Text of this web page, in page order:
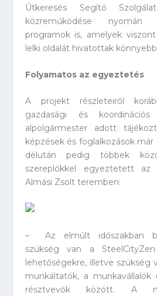
Útkeresés Segítő
közreműködése
programok is, amelyek
lelki oldalát hivatottak
Folyamatos az egyeztetés
A projekt részleteiről
gazdasági és
alpolgármester adott
képzések és foglalkozások
délután pedig többek
szereplőkkel egyeztetett az
Almási Zsolt teremben:
–
Az elmúlt időszakban
szükség van a
lehetőségekre, illetve szükség
munkáltatók, a munkavállalók
résztvevők között. A